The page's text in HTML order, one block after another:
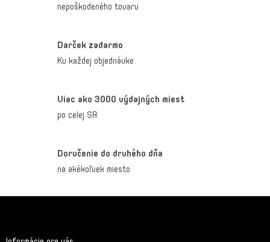
nepoškodeného tovaru
Darček zadarmo
Ku každej objednávke
Viac ako 3000 výdajných miest
po celej SR
Doručenie do druhého dňa
na akékoľvek miesto